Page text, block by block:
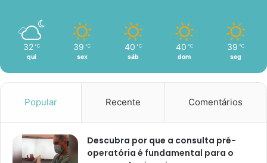
32 ℃
qui
39 ℃
sex
40 ℃
sáb
40 ℃
dom
39 ℃
seg
Popular Recente Comentários
Descubra por que a consulta pré-
operatória é fundamental para o